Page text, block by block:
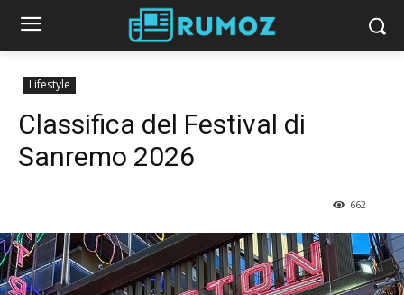
Lifestyle
Classifica del Festival di
Sanremo 2026
662